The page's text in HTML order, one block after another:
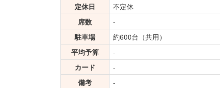
定休日
不定休
席数
-
駐車場
約600台（共用）
平均予算
-
カード
-
備考
-